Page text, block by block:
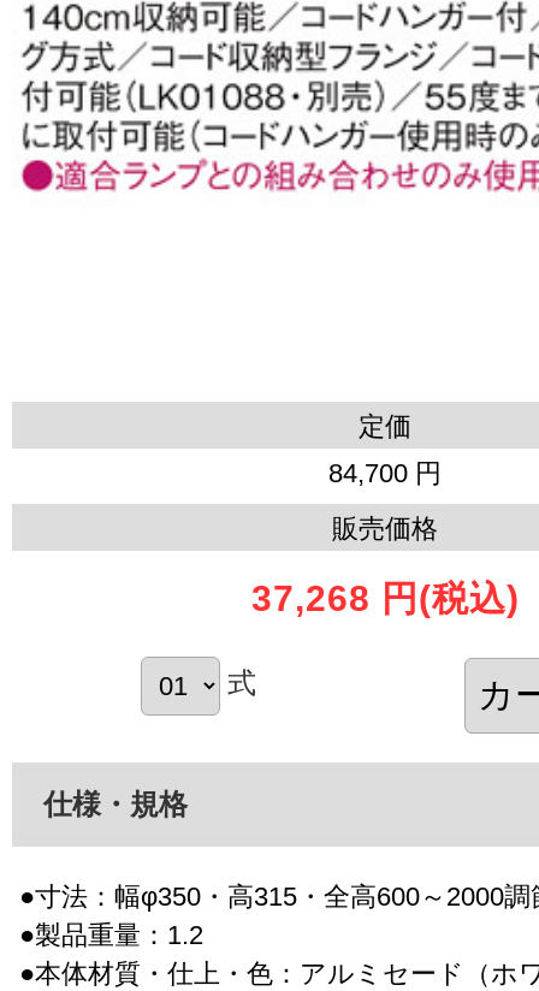
定価
84,700 円
販売価格
37,268 円 (税込)
式
仕様・規格
●寸法：幅φ350・高315・全高600～2000調
●製品重量：1.2
●本体材質・仕上・色：アルミセード（ホ